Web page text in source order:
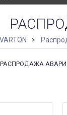
VARTON
РАСПРОДАЖА